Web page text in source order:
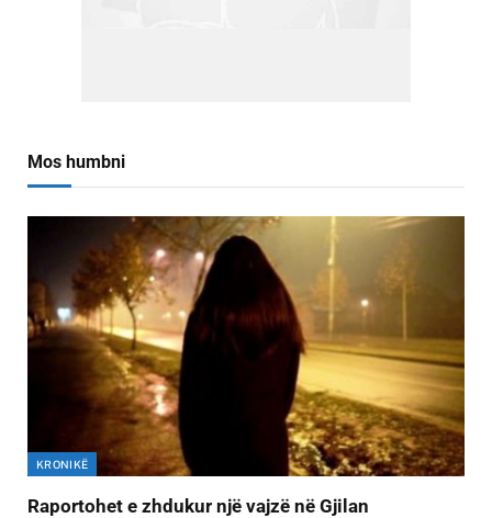
Mos humbni
KRONIKË
Raportohet e zhdukur një vajzë në Gjilan